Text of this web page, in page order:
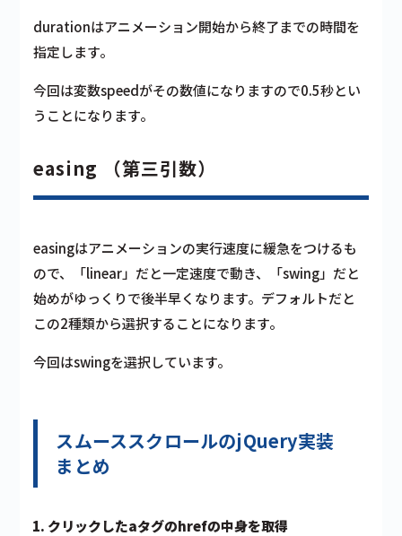
durationはアニメーション開始から終了までの時間を
指定します。
今回は変数speedがその数値になりますので0.5秒とい
うことになります。
easing （第三引数）
easingはアニメーションの実行速度に緩急をつけるも
ので、「linear」だと一定速度で動き、「swing」だと
始めがゆっくりで後半早くなります。デフォルトだと
この2種類から選択することになります。
今回はswingを選択しています。
スムーススクロールのjQuery実装
まとめ
クリックしたaタグのhrefの中身を取得